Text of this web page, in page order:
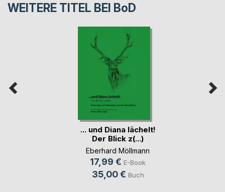
WEITERE TITEL BEI BoD
... und Diana lächelt!
Der Blick z(...)
Eberhard Möllmann
17,99 € E-Book
35,00 € Buch